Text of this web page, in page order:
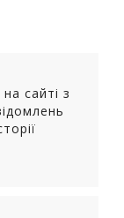
сайті з